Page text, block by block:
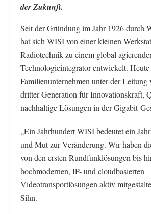
der Zukunft.
Seit der Gründung im Jahr 1926 durch
hat sich WISI von einer kleinen
Radiotechnik zu einem global
Technologieintegrator entwickelt. Heute
Familienunternehmen unter der
dritter Generation für Innovationskraft,
nachhaltige Lösungen in der Gigabit-
„Ein Jahrhundert WISI bedeutet ein
und Mut zur Veränderung. Wir haben
von den ersten Rundfunklösungen bis
hochmodernen, IP- und cloudbasierten
Videotransportlösungen aktiv
Sihn.